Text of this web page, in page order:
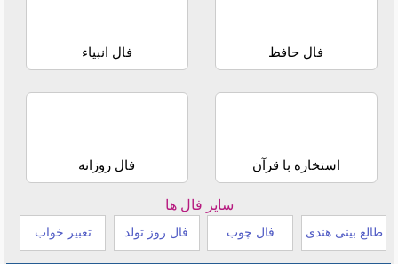
فال حافظ فال انبیاء
استخاره با قرآن فال روزانه
سایر فال ها
طالع بینی هندی فال چوب فال روز تولد تعبیر خواب